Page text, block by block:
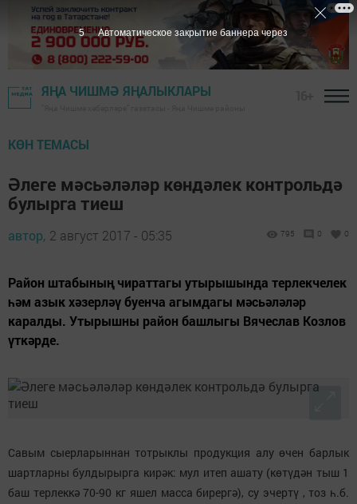
ЯҢА ЧИШМӘ ЯҢАЛЫКЛАРЫ
КӨН ТЕМАСЫ
Әлеге мәсьәләләр көндәлек контрольдә
булырга тиеш
автор, 2 август 2017 - 05:35 795 0 0
Район штабының чираттагы утырышында терлекчелек
һәм азык хәзерләү буенча агымдагы мәсьәләләр
каралды. Утырышны район башлыгы Вячеслав Козлов
үткәрде.
Савым сыерларыннан тотрыклы продукция алу өчен барлык
шартларны булдырырга кирәк: мул итеп ашату (көтүдән тыш 1
баш терлеккә 70-90 кг яшел масса бирергә), су эчертү , тоз һ.б.
4 Автоматическое закрытие баннера через